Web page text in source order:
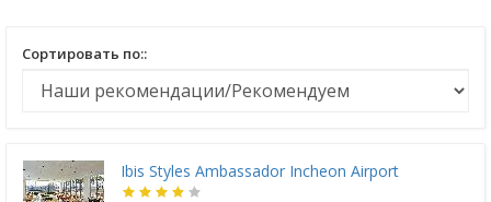
Сортировать по::
Ibis Styles Ambassador Incheon Airport